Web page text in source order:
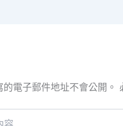
電子郵件地址不會公開。